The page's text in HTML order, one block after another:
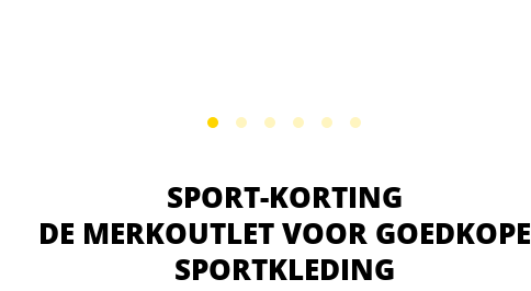
SPORT-KORTING
DE MERKOUTLET VOOR GOEDKOPE
SPORTKLEDING